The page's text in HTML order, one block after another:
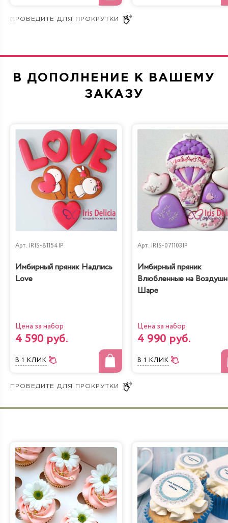
изысканно сладкий вкус торта надолго!
В ДОПОЛНЕНИЕ К ВАШЕМУ
ЗАКАЗУ
Арт. IRIS-81154IP
Имбирный пряник Надпись
Love
Цена за набор
4 590 руб.
В 1 КЛИК
Арт. IRIS-071103IP
Имбирный пряник
Влюбленные на
Шаре
Цена за набор
4 990 руб.
В 1 КЛИК